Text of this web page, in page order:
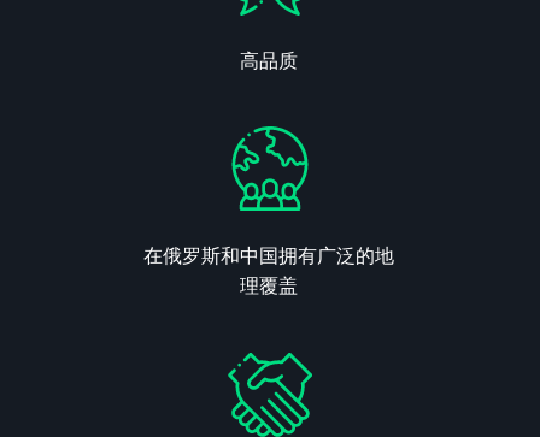
高品质
在俄罗斯和中国拥有广泛的地
理覆盖